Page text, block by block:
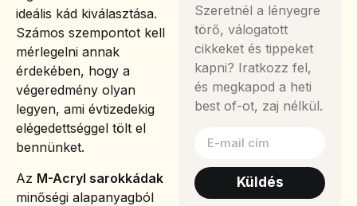
ideális kád kiválasztása.
Számos szempontot kell
mérlegelni annak
érdekében, hogy a
végeredmény olyan
legyen, ami évtizedekig
elégedettséggel tölt el
bennünket.
Az M-Acryl sarokkádak
minőségi alapanyagból
Szeretnél a lényegre
törő, válogatott
cikkeket és tippeket
kapni? Iratkozz fel,
és megkapod a heti
best of-ot, zaj nélkül.
Küldés